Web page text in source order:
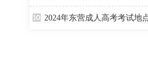
2024年东营成人高考考试地